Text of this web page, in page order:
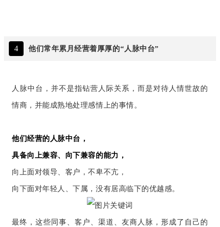
4 他们常年累月经营着厚厚的“人脉中台”
人脉中台，并不是指钻营人际关系，而是对待人情世故的
情商，并能成熟地处理感情上的事情。
他们经营的人脉中台，
具备向上兼容、向下兼容的能力，
向上面对领导、客户，不卑不亢，
向下面对年轻人、下属，没有居高临下的优越感。
最终，这些同事、客户、渠道、友商人脉，形成了自己的